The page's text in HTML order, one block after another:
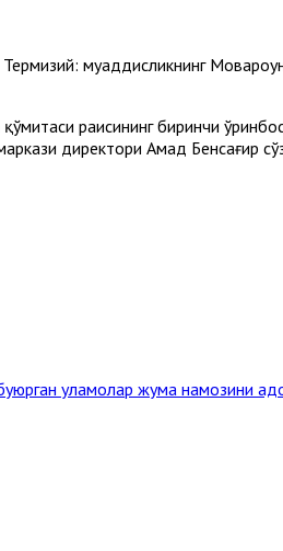
муҳаддисликнинг
раисининг биринчи
директори Аҳмад Бенсағир
уламолар жума намозини